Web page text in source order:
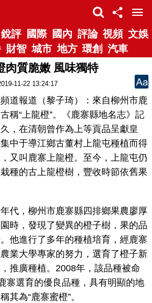
銳評 國際 國內 評論 視頻 文娛
財智 城市 地方 環創 汽車
肉質脆嫩 風味獨特
11-22 13:24:17
報道（黎子琦）：來自柳州市鹿
稱“上龍橙”。《鹿寨縣地名志》記
，在清朝曾作為上等貢品呈獻皇
中于導江鄉古董村上龍屯種植而得
又叫鹿寨上龍橙。至今，上龍屯仍
種的古上龍橙樹，豐收時節依舊果
，柳州市鹿寨縣四排鄉果農廖厚
時，發現了變異的橙子樹，果的品
他進行了多年的種植培育，經鹿寨
業大學專家的努力，選育了橙子新
推廣種植。2008年，該品種被命
寨選育的優良品種，具有明顯的地
其為“鹿寨蜜橙”。